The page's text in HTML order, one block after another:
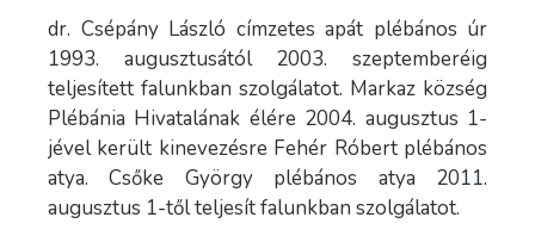
dr. Csépány László címzetes apát plébános úr
1993. augusztusától 2003. szeptemberéig
teljesített falunkban szolgálatot. Markaz község
Plébánia Hivatalának élére 2004. augusztus 1-
jével került kinevezésre Fehér Róbert plébános
atya. Csőke György plébános atya 2011.
augusztus 1-től teljesít falunkban szolgálatot.